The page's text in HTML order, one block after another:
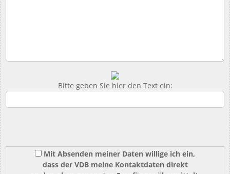
Bitte geben Sie hier den Text ein:
Mit Absenden meiner Daten willige ich ein,
dass der VDB meine Kontaktdaten direkt